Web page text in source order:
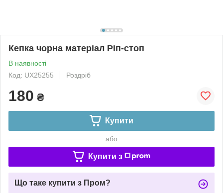
Кепка чорна матеріал Ріп-стоп
В наявності
Код: UX25255
Роздріб
180 ₴
Купити
або
Купити з
Що таке купити з Пром?